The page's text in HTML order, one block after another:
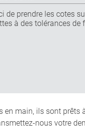
de prendre les cotes
à des tolérances
main, ils sont prêts
nous votre